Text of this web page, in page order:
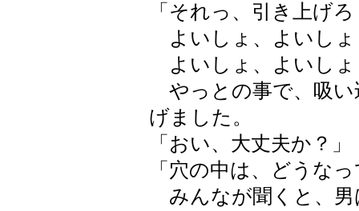
「それっ、引き上げ
よいしょ、よいしょ
よいしょ、よいしょ
やっとの事で、吸い
げました。
「おい、大丈夫か？」
「穴の中は、どうな
みんなが聞くと、男